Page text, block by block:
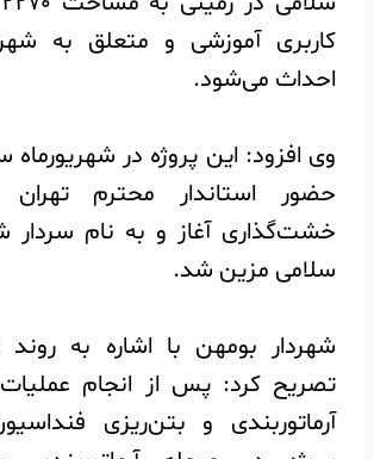
کاربری آموزشی و متعلق به
احداث می‌شود.
وی افزود: این پروژه در شهریورماه
حضور استاندار محترم
خشت‌گذاری آغاز و به نام
سلامی مزین شد.
شهردار بومهن با اشاره به روند
تصریح کرد: پس از انجام عملیات
آرماتوربندی و بتن‌ریزی